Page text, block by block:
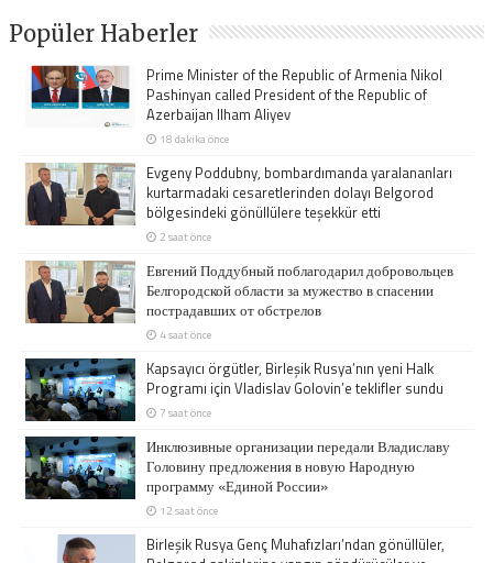
Popüler Haberler
Prime Minister of the Republic of Armenia Nikol
Pashinyan called President of the Republic of
Azerbaijan Ilham Aliyev
18 dakika önce
Evgeny Poddubny, bombardımanda yaralananları
kurtarmadaki cesaretlerinden dolayı Belgorod
bölgesindeki gönüllülere teşekkür etti
2 saat önce
Евгений Поддубный поблагодарил добровольцев
Белгородской области за мужество в спасении
пострадавших от обстрелов
4 saat önce
Kapsayıcı örgütler, Birleşik Rusya’nın yeni Halk
Programı için Vladislav Golovin’e teklifler sundu
7 saat önce
Инклюзивные организации передали Владиславу
Головину предложения в новую Народную
программу «Единой России»
12 saat önce
Birleşik Rusya Genç Muhafızları’ndan gönüllüler,